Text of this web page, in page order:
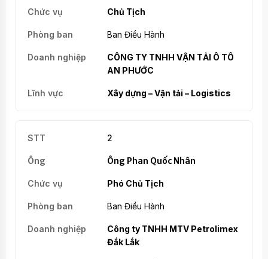
Chủ Tịch
Ban Điều Hành
CÔNG TY TNHH VẬN TẢI Ô TÔ
AN PHƯỚC
Xây dựng – Vận tải – Logistics
2
Ông Phan Quốc Nhân
Phó Chủ Tịch
Ban Điều Hành
Công ty TNHH MTV Petrolimex
Đắk Lắk